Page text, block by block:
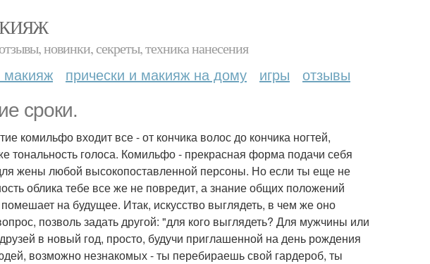
новинки, секреты, техника нанесения
макияж прически и макияж на дому игры отзывы
сроки.
комильфо входит все - от кончика волос до кончика ногтей,
тональность голоса. Комильфо - прекрасная форма подачи себя
жены любой высокопоставленной персоны. Но если ты еще не
облика тебе все же не повредит, а знание общих положений
на будущее. Итак, искусство выглядеть, в чем же оно
позволь задать другой: "для кого выглядеть? Для мужчины или
в новый год, просто, будучи приглашенной на день рождения
возможно незнакомых - ты перебираешь свой гардероб, ты